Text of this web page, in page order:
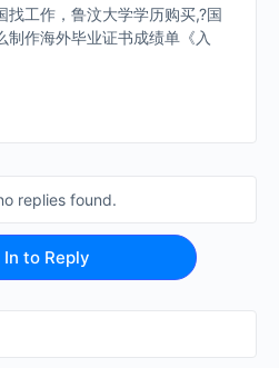
找工作，鲁汶大学学历购买,?国
制作海外毕业证书成绩单《入
replies found.
In to Reply